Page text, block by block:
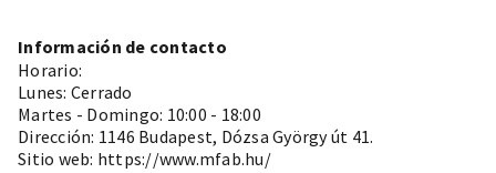
Información de contacto
Horario:
Lunes: Cerrado
Martes - Domingo: 10:00 - 18:00
Dirección: 1146 Budapest, Dózsa György út 41.
Sitio web: https://www.mfab.hu/